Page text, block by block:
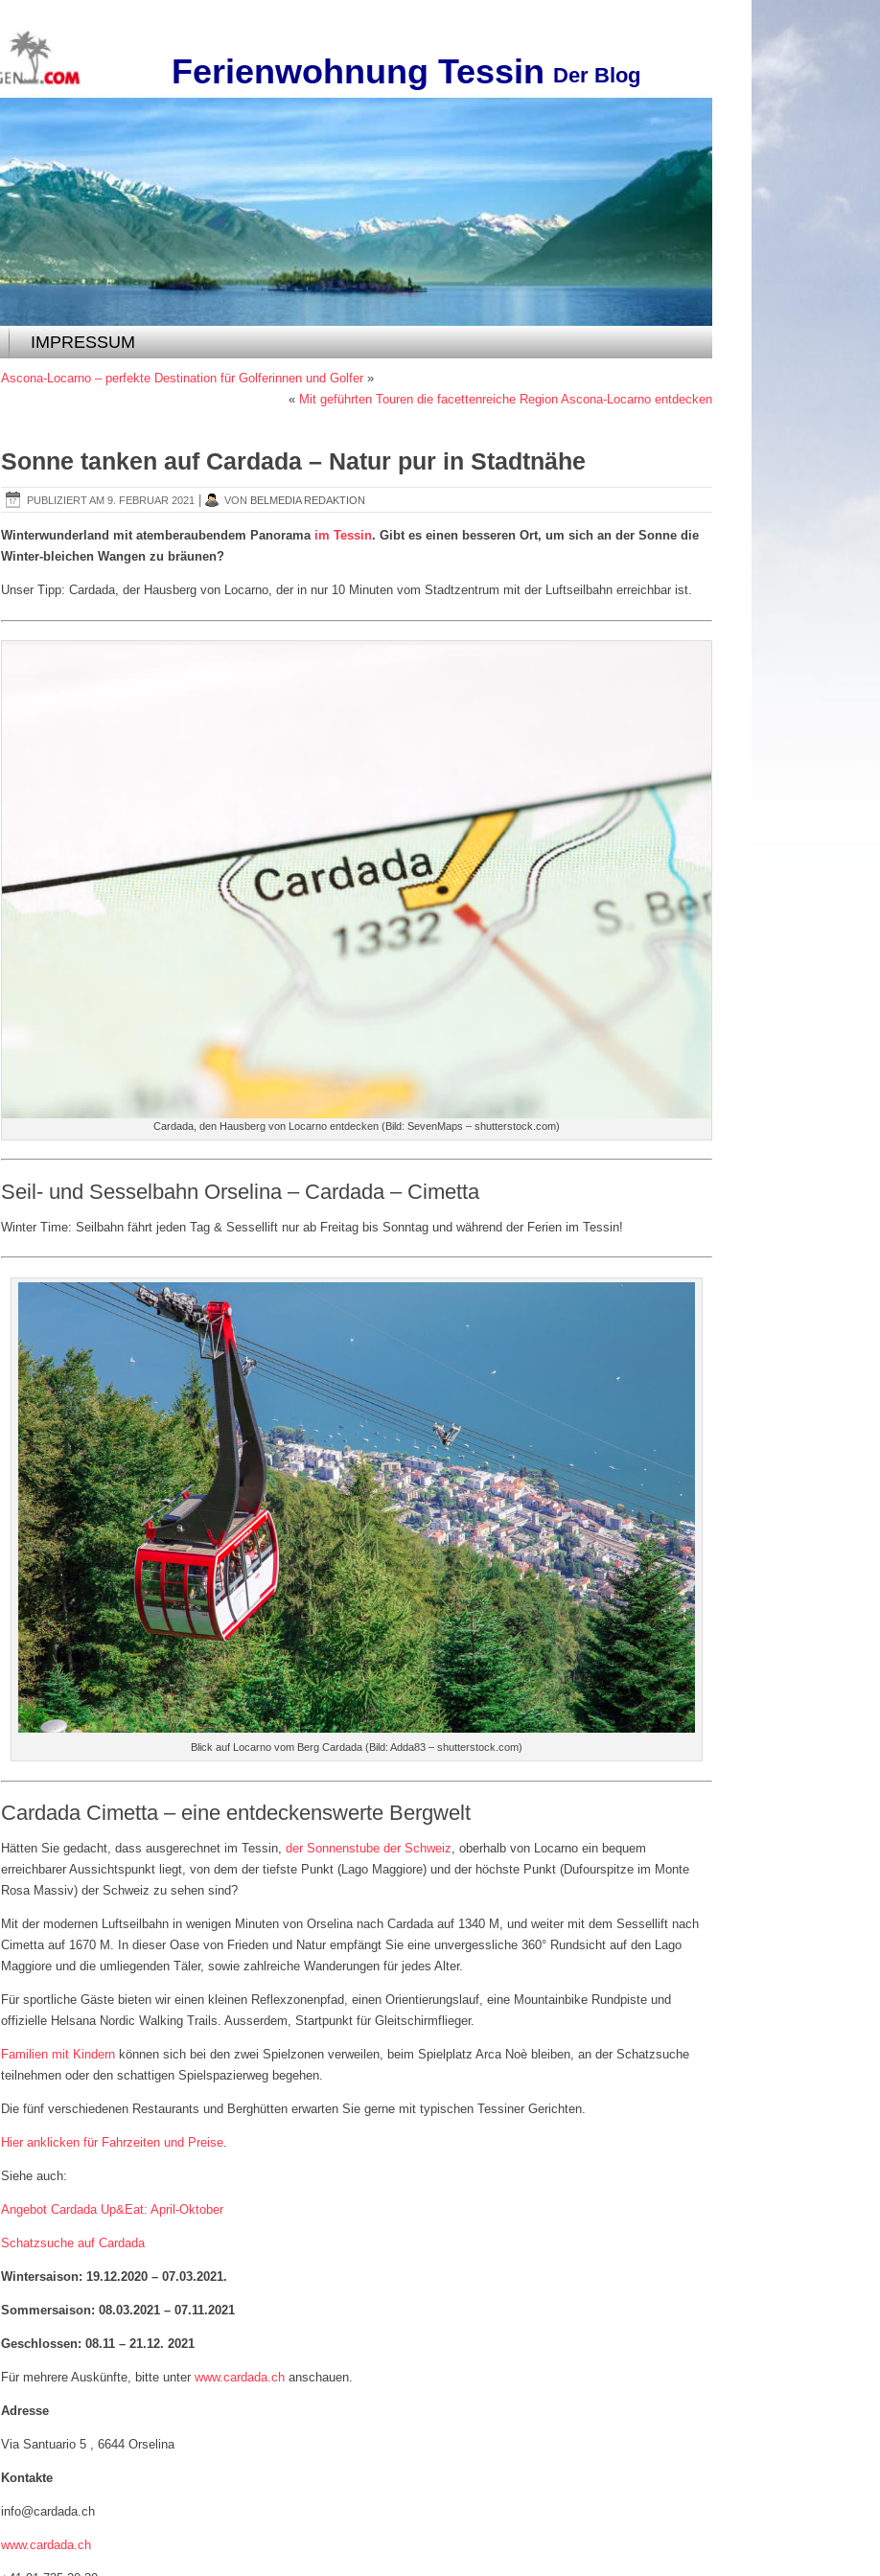
Ferienwohnung Tessin Der Blog
IMPRESSUM
Ascona-Locarno – perfekte Destination für Golferinnen und Golfer »
« Mit geführten Touren die facettenreiche Region Ascona-Locarno entdecken
Sonne tanken auf Cardada – Natur pur in Stadtnähe
PUBLIZIERT 9. FEBRUAR 2021 | VON BELMEDIA REDAKTION
Winterwunderland mit atemberaubendem Panorama im Tessin. Gibt es einen besseren Ort, um sich an der Sonne die
Winter-bleichen Wangen zu bräunen?
Unser Tipp: Cardada, der Hausberg von Locarno, der in nur 10 Minuten vom Stadtzentrum mit der Luftseilbahn erreichbar ist.
Cardada, den Hausberg von Locarno entdecken (Bild: SevenMaps – shutterstock.com)
Seil- und Sesselbahn Orselina – Cardada – Cimetta
Winter Time: Seilbahn fährt jeden Tag & Sessellift nur ab Freitag bis Sonntag und während der Ferien im Tessin!
Blick auf Locarno vom Berg Cardada (Bild: Adda83 – shutterstock.com)
Cardada Cimetta – eine entdeckenswerte Bergwelt
Hätten Sie gedacht, dass ausgerechnet im Tessin, der Sonnenstube der Schweiz, oberhalb von Locarno ein bequem
erreichbarer Aussichtspunkt liegt, von dem der tiefste Punkt (Lago Maggiore) und der höchste Punkt (Dufourspitze im Monte
Rosa Massiv) der Schweiz zu sehen sind?
Mit der modernen Luftseilbahn in wenigen Minuten von Orselina nach Cardada auf 1340 M, und weiter mit dem Sessellift nach
Cimetta auf 1670 M. In dieser Oase von Frieden und Natur empfängt Sie eine unvergessliche 360° Rundsicht auf den Lago
Maggiore und die umliegenden Täler, sowie zahlreiche Wanderungen für jedes Alter.
Für sportliche Gäste bieten wir einen kleinen Reflexzonenpfad, einen Orientierungslauf, eine Mountainbike Rundpiste und
offizielle Helsana Nordic Walking Trails. Ausserdem, Startpunkt für Gleitschirmflieger.
Familien mit Kindern können sich bei den zwei Spielzonen verweilen, beim Spielplatz Arca Noè bleiben, an der Schatzsuche
teilnehmen oder den schattigen Spielspazierweg begehen.
Die fünf verschiedenen Restaurants und Berghütten erwarten Sie gerne mit typischen Tessiner Gerichten.
Hier anklicken für Fahrzeiten und Preise.
Siehe auch:
Angebot Cardada Up&Eat: April-Oktober
Schatzsuche auf Cardada
Wintersaison: 19.12.2020 – 07.03.2021.
Sommersaison: 08.03.2021 – 07.11.2021
Geschlossen: 08.11 – 21.12. 2021
Für mehrere Auskünfte, bitte unter www.cardada.ch anschauen.
Adresse
Via Santuario 5 , 6644 Orselina
Kontakte
info@cardada.ch
www.cardada.ch